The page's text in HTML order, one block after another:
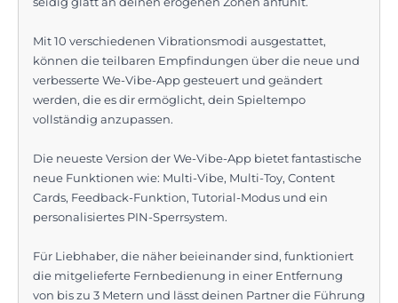
Mit 10 verschiedenen Vibrationsmodi ausgestattet,
können die teilbaren Empfindungen über die neue und
verbesserte We-Vibe-App gesteuert und geändert
werden, die es dir ermöglicht, dein Spieltempo
vollständig anzupassen.
Die neueste Version der We-Vibe-App bietet fantastische
neue Funktionen wie: Multi-Vibe, Multi-Toy, Content
Cards, Feedback-Funktion, Tutorial-Modus und ein
personalisiertes PIN-Sperrsystem.
Für Liebhaber, die näher beieinander sind, funktioniert
die mitgelieferte Fernbedienung in einer Entfernung
von bis zu 3 Metern und lässt deinen Partner die Führung